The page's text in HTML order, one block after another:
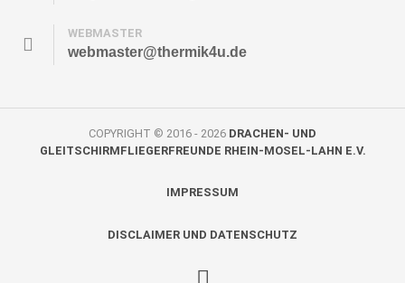
WEBMASTER
webmaster@thermik4u.de
COPYRIGHT © 2016 - 2026 DRACHEN- UND
GLEITSCHIRMFLIEGERFREUNDE RHEIN-MOSEL-LAHN E.V.
IMPRESSUM
DISCLAIMER UND DATENSCHUTZ